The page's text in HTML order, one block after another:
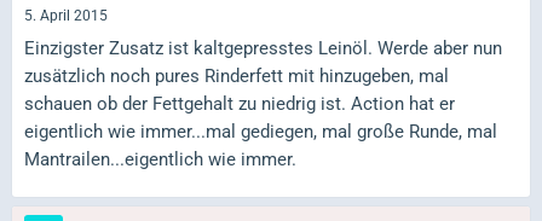
5. April 2015
Einzigster Zusatz ist kaltgepresstes Leinöl. Werde aber nun
zusätzlich noch pures Rinderfett mit hinzugeben, mal
schauen ob der Fettgehalt zu niedrig ist. Action hat er
eigentlich wie immer...mal gediegen, mal große Runde, mal
Mantrailen...eigentlich wie immer.